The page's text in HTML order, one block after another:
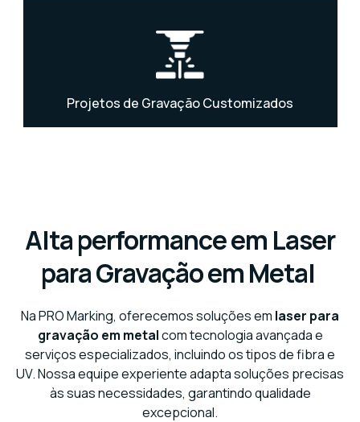
Projetos de Gravação Customizados
Alta performance em Laser
para Gravação em Metal
Na PRO Marking, oferecemos soluções em laser para
gravação em metalcom tecnologia avançada e
serviços especializados, incluindo os tipos de fibra e
UV. Nossa equipe experiente adapta soluções precisas
às suas necessidades, garantindo qualidade
excepcional.